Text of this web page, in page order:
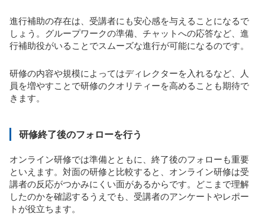
進行補助の存在は、受講者にも安心感を与えることになるで
しょう。グループワークの準備、チャットへの応答など、進
行補助役がいることでスムーズな進行が可能になるのです。
研修の内容や規模によってはディレクターを入れるなど、人
員を増やすことで研修のクオリティーを高めることも期待で
きます。
研修終了後のフォローを行う
オンライン研修では準備とともに、終了後のフォローも重要
といえます。対面の研修と比較すると、オンライン研修は受
講者の反応がつかみにくい面があるからです。どこまで理解
したのかを確認するうえでも、受講者のアンケートやレポー
トが役立ちます。